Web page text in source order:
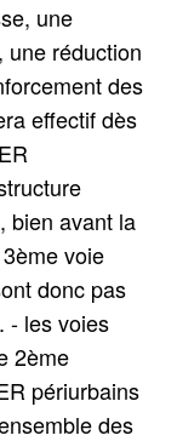
une
une réduction
des
effectif dès
bien avant la
voie
donc pas
- les voies
2ème
périurbains
des